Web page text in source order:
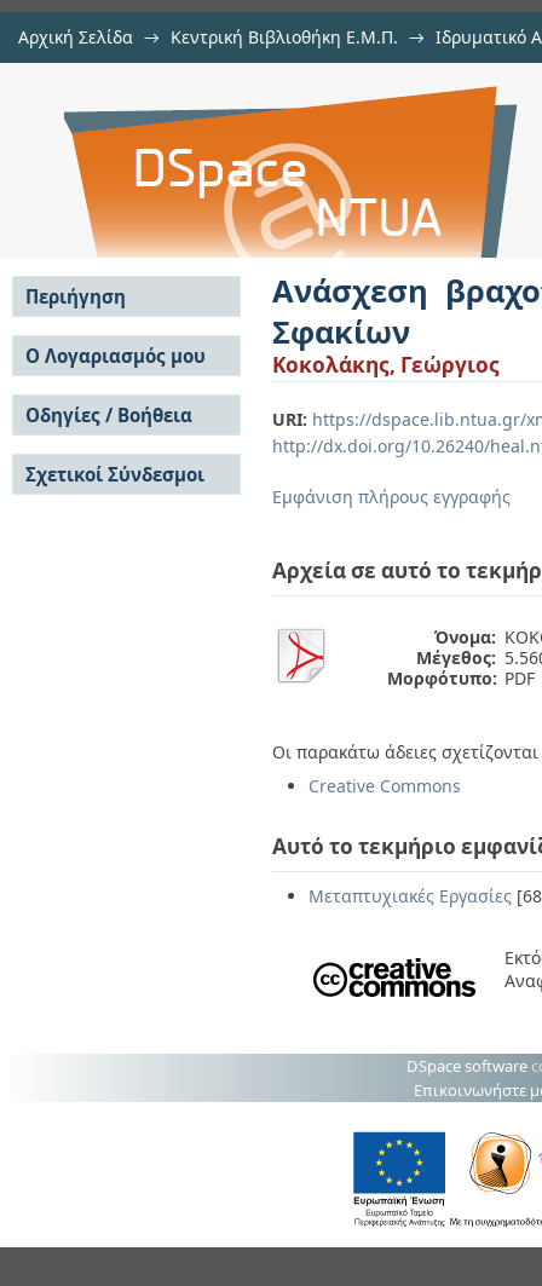
Αρχική Σελίδα → Κεντρική Βιβλιοθήκη Ε.Μ.Π. → Ιδρυματικό
Ανάσχεση βραχοπτώσεων στο
Ανάσχεση
Σφακίων
Κοκολάκης, Γεώργιος
URI: https://dspace.lib.ntua.gr/
http://dx.doi.org/10.26240/
Εμφάνιση πλήρους εγγραφής
Αρχεία σε αυτό το
Όνομα:
Μέγεθος:
Μορφότυπο: PDF
Οι παρακάτω άδειες
Creative Commons
Αυτό το τεκμήριο
Μεταπτυχιακές Εργασίες
Περιήγηση
Σε όλο το DSpace
Κοινότητες & Συλλογές
Ανά Ημερομηνία
Έκδοσης
Συγγραφείς
Τίτλοι
Θέματα
Ο Λογαριασμός μου
Σύνδεση
Εγγραφή
Οδηγίες / Βοήθεια
Οδηγίες Υποβολής
Οδηγίες Χρήσης ΙΑ
Συχνές Ερωτήσεις
Σχετικοί Σύνδεσμοι
DSpace software
Επικοινωνήστε